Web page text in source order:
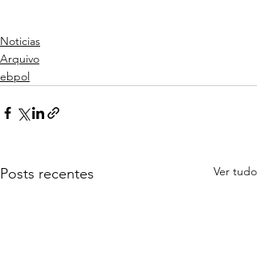
Noticias
Arquivo
ebpol
Posts recentes Ver tudo